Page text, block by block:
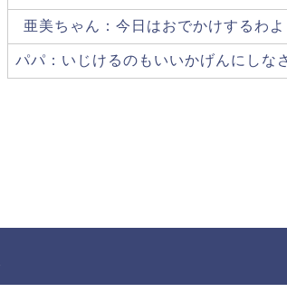
亜美ちゃん：今日はおでかけするわよ
パパ：いじけるのもいいかげんにしな